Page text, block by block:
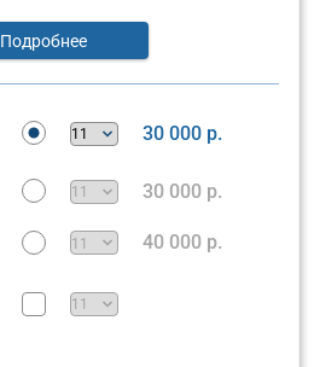
Подробнее
30 000 р.
30 000 р.
40 000 р.